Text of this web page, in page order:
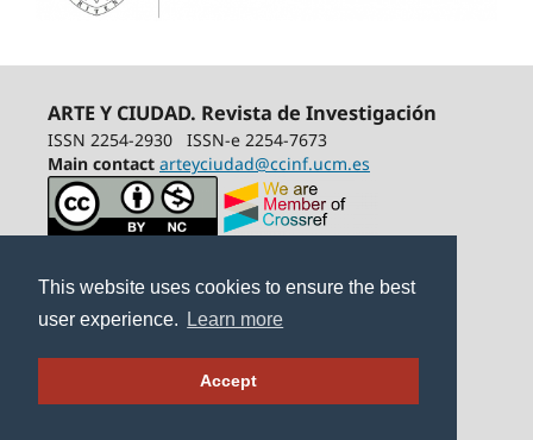
This website uses cookies to ensure the best
user experience.
Learn more
Accept
ARTE Y CIUDAD. Revista de Investigación
ISSN 2254-2930
ISSN-e 2254-7673
Main contact arteyciudad@ccinf.ucm.es